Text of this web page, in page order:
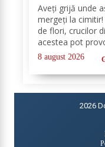
Aveți grijă unde
mergeți la
de flori, crucilor
acestea pot
astfel de
localitatea
8 august 2026
2026